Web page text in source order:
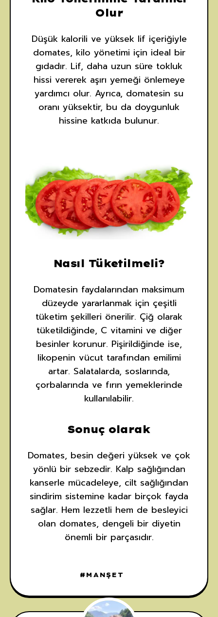
Olur
Düşük kalorili ve yüksek lif içeriğiyle
domates, kilo yönetimi için ideal bir
gıdadır. Lif, daha uzun süre tokluk
hissi vererek aşırı yemeği önlemeye
yardımcı olur. Ayrıca, domatesin su
oranı yüksektir, bu da doygunluk
hissine katkıda bulunur.
Nasıl Tüketilmeli?
Domatesin faydalarından maksimum
düzeyde yararlanmak için çeşitli
tüketim şekilleri önerilir. Çiğ olarak
tüketildiğinde, C vitamini ve diğer
besinler korunur. Pişirildiğinde ise,
likopenin vücut tarafından emilimi
artar. Salatalarda, soslarında,
çorbalarında ve fırın yemeklerinde
kullanılabilir.
Sonuç olarak
Domates, besin değeri yüksek ve çok
yönlü bir sebzedir. Kalp sağlığından
kanserle mücadeleye, cilt sağlığından
sindirim sistemine kadar birçok fayda
sağlar. Hem lezzetli hem de besleyici
olan domates, dengeli bir diyetin
önemli bir parçasıdır.
MANŞET